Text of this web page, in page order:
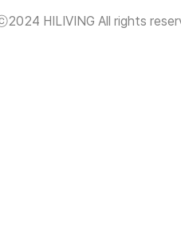
HILIVING All rights